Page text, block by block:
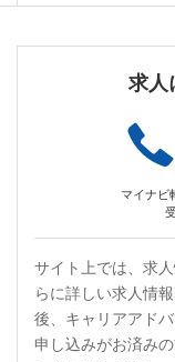
求人
マイナビ
サイト上では、求
らに詳しい求人情
後、キャリアアド
申し込みがお済み